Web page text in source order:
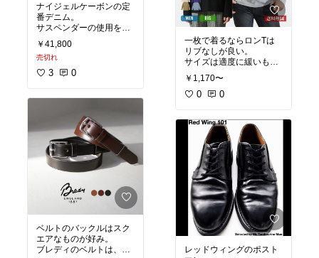
ナイジェルケーボンの定
番デニム。
サスペンダーの使用を想
定しており、ウエストは
かなり大きめ。
ベルトで絞めて履くな
ら、普段のサイズもしく
￥41,800
売切れ
3 0
ベルトのバックルはスク
エアなものが好み。
ブレディのベルトは、や
一枚で着るならロンTは
リブなしが良い。
サイズは適度に緩いもの
を。
￥1,170〜
0 0
レッドウィングのポスト